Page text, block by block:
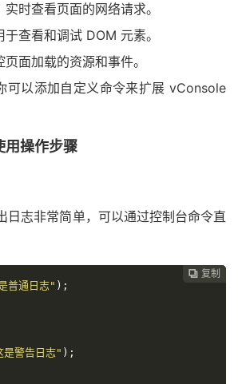
实时查看页面的网络请求。
于查看和调试 DOM 元素。
页面加载的资源和事件。
可以添加自定义命令来扩展 vConsole
操作步骤
志非常简单，可以通过控制台命令直
 复制
 复制
 复制
 复制
 复制
 复制
 复制
 复制
普通日志" );
是警告日志" );